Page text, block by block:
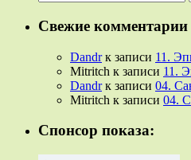
Свежие комментарии
Dandrк записи 11.
Mitritch к записи 11.
Dandrк записи 04.
Mitritch к записи 04.
Спонсор показа: